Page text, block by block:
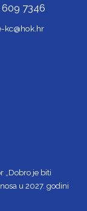
7346
kc@hok.hr
„Dobro je biti
u 2027. godini